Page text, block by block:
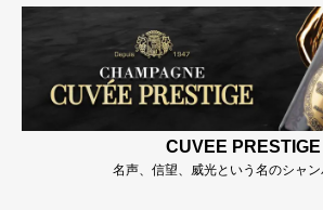
CUVEE PRESTIGE
名声、信望、威光という名のシャ